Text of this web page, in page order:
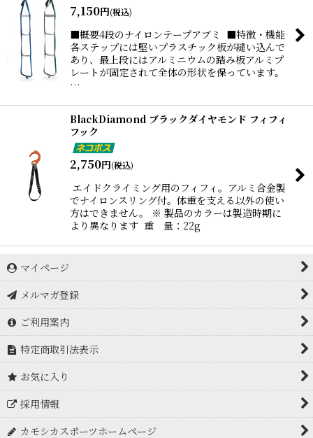
7,150円(税込)
■概要4段のナイロンテープアブミ ■特徴・機能
各ステップには堅いプラスチック板が縫い込んで
あり、最上段にはアルミニウムの踏み板アルミプ
レートが固定されて全体の形状を保っています。
…
BlackDiamond ブラックダイヤモンド フィフィ
フック
2,750円(税込)
エイドクライミング用のフィフィ。アルミ合金製
でナイロンスリング付。体重を支える以外の使い
方はできません。 ※ 製品のカラーは製造時期に
より異なります 重 量：22g
マイページ
メルマガ登録
ご利用案内
特定商取引法表示
お気に入り
採用情報
カモシカスポーツホームページ